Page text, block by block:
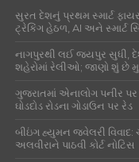
સુરત દેશનું પ્રથમ સ્માર્ટ
ટ્રેકિંગ હેઠળ, AI અને સ્માર્ટ
નાગપુરથી લઈ જયપુર સુધી,
શહેરોમાં રેલીઓ; જાણો શું છે
ગુજરાતમાં એનાલોગ પનીર પર
ઘોડદોડ રોડના ગોડાઉન પર રેડ
બીઇંગ હ્યુમન જ્વેલરી વિવાદ:
અલવીરાને પાઠવી કોર્ટ નોટિસ